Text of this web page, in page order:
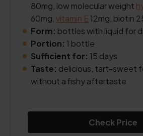
80mg, low molecular weight
60mg, vitamin E12mg, biotin
Form: bottles with liquid for
Portion: 1 bottle
Sufficient for: 15 days
Taste: delicious, tart-sweet
without a fishy aftertaste
Check Price